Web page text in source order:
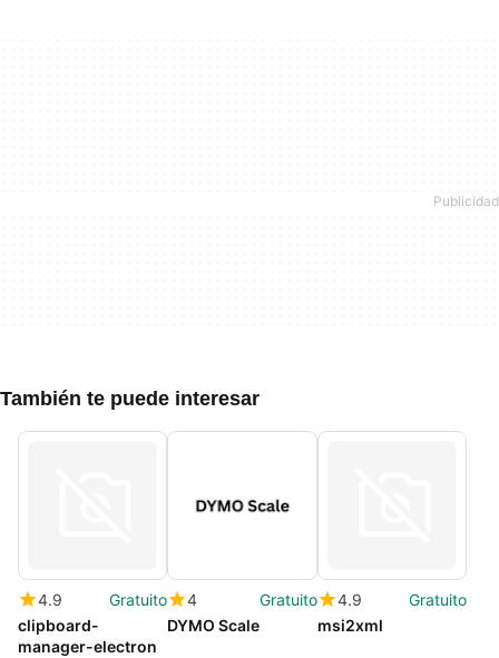
También te puede interesar
4.9
Gratuito
clipboard-
manager-electron
4
Gratuito
DYMO Scale
4.9
Gratuito
msi2xml